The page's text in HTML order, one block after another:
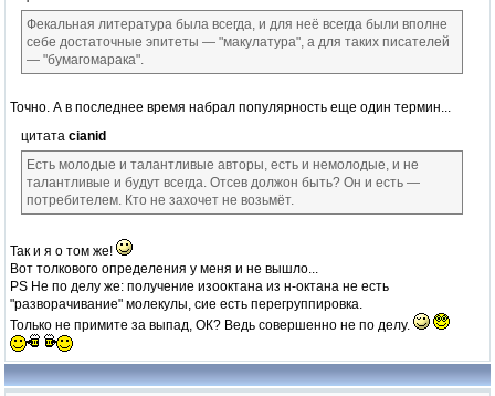
Фекальная литература была всегда, и для неё всегда были вполне
себе достаточные эпитеты — "макулатура", а для таких писателей
— "бумагомарака".
Точно. А в последнее время набрал популярность еще один термин...
цитата cianid
Есть молодые и талантливые авторы, есть и немолодые, и не
талантливые и будут всегда. Отсев должон быть? Он и есть —
потребителем. Кто не захочет не возьмёт.
Так и я о том же!
Вот толкового определения у меня и не вышло...
PS Не по делу же: получение изооктана из н-октана не есть
"разворачивание" молекулы, сие есть перегруппировка.
Только не примите за выпад, ОК? Ведь совершенно не по делу.